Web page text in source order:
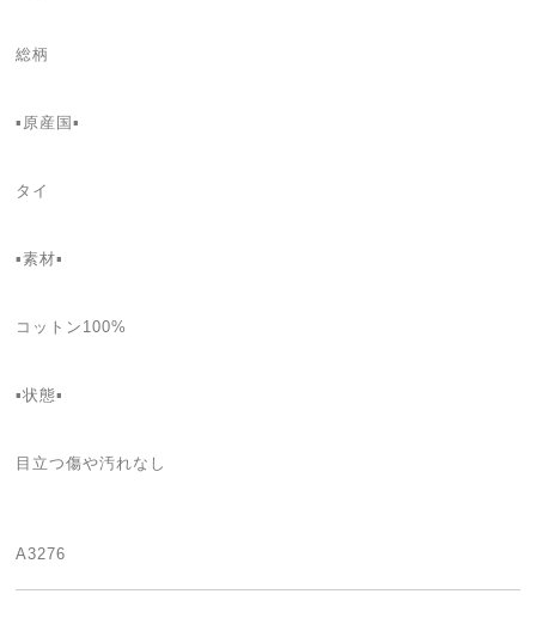
総柄
▪️原産国▪
タイ
▪️素材▪
コットン100%
▪️状態▪️
目立つ傷や汚れなし
A3276